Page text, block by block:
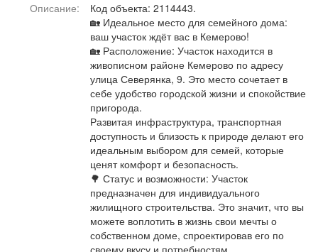
Обучение Проекты
Поздравления
Я - пенсионер
Описание:
Код объекта: 2114443.
🏡 Идеальное место для семейного дома:
ваш участок ждёт вас в Кемерово!
🏡 Расположение: Участок находится в
живописном районе Кемерово по адресу
улица Северянка, 9. Это место сочетает в
себе удобство городской жизни и спокойствие
пригорода.
Развитая инфраструктура, транспортная
доступность и близость к природе делают его
идеальным выбором для семей, которые
ценят комфорт и безопасность.
🌳 Статус и возможности: Участок
предназначен для индивидуального
жилищного строительства. Это значит, что вы
можете воплотить в жизнь свои мечты о
собственном доме, спроектировав его по